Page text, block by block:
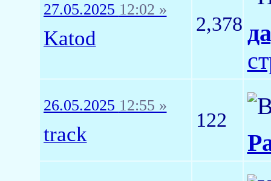
27.05.2025 12:02 »
Katod
2,378
26.05.2025 12:55 »
track
122